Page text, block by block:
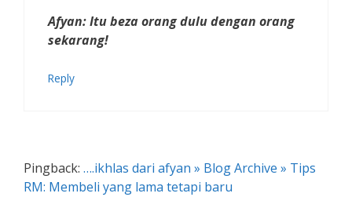
Afyan: Itu beza orang dulu dengan orang
sekarang!
Reply
Pingback: ….ikhlas dari afyan » Blog Archive » Tips
RM: Membeli yang lama tetapi baru